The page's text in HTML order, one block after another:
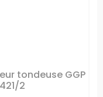
tondeuse GGP
2